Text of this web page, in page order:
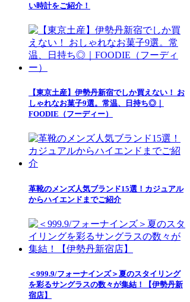
い時計をご紹介！
【東京土産】伊勢丹新宿でしか買えない！ お
しゃれなお菓子9選。常温、日持ち◎｜
FOODIE（フーディー）
革靴のメンズ人気ブランド15選！カジュアル
からハイエンドまでご紹介
＜999.9/フォーナインズ＞夏のスタイリング
を彩るサングラスの数々が集結！【伊勢丹新
宿店】